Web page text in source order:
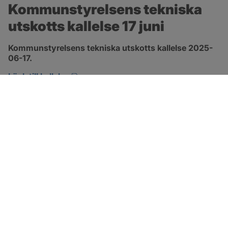
Kommunstyrelsens tekniska
utskotts kallelse 17 juni
Kommunstyrelsens tekniska utskotts kallelse 2025-
06-17.
Länk till kallelse
pdf, 149.5 kB, öppnas i nytt fönster.